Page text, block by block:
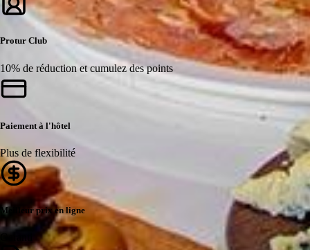
Protur Club
10% de réduction et cumulez des points
Paiement à l'hôtel
Plus de flexibilité
Meilleur prix en ligne